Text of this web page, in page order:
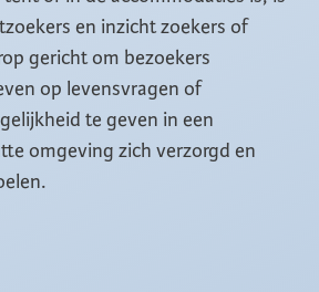
en inzicht zoekers of
gericht om bezoekers
op levensvragen of
te geven in een
omgeving zich verzorgd en